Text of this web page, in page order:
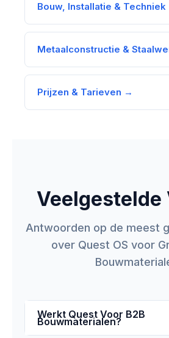
Bouw, Installatie &
Metaalconstructie &
Prijzen & Tarieven →
Veelgestelde
Antwoorden op de meest
over Quest OS voor
Werkt Quest Voor B2B
Bouwmaterialen?